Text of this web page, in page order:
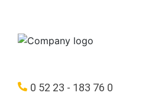
0 52 23 - 183 76 0